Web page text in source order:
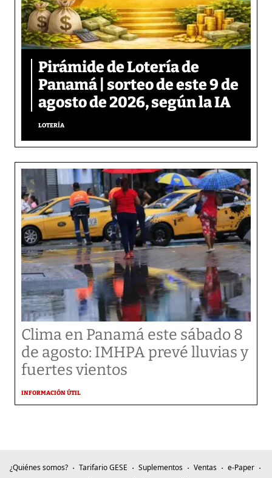
Pirámide de Lotería de
Panamá | sorteo de este 9 de
agosto de 2026, según la IA
LOTERÍA
Clima en Panamá este sábado 8
de agosto: IMHPA prevé lluvias y
fuertes vientos
INFORMACIÓN ÚTIL
¿Quiénes somos? Tarifario GESE Suplementos Ventas
e-Paper